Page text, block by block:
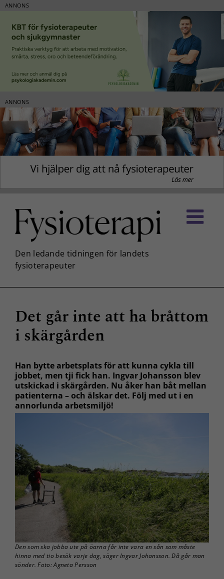
ANNONS
ANNONS
innehållet
Det går inte att ha bråttom
i skärgården
Han bytte arbetsplats för att kunna cykla till
jobbet, men tji fick han. Ingvar Johansson blev
utskickad i skärgården. Nu åker han båt mellan
patienterna – och älskar det. Följ med ut i en
annorlunda arbetsmiljö!
Den som ska jobba ute på öarna får inte vara en sån som måste
hinna med tio besök varje dag, säger Ingvar Johansson. Då går man
sönder. Foto: Agneta Persson